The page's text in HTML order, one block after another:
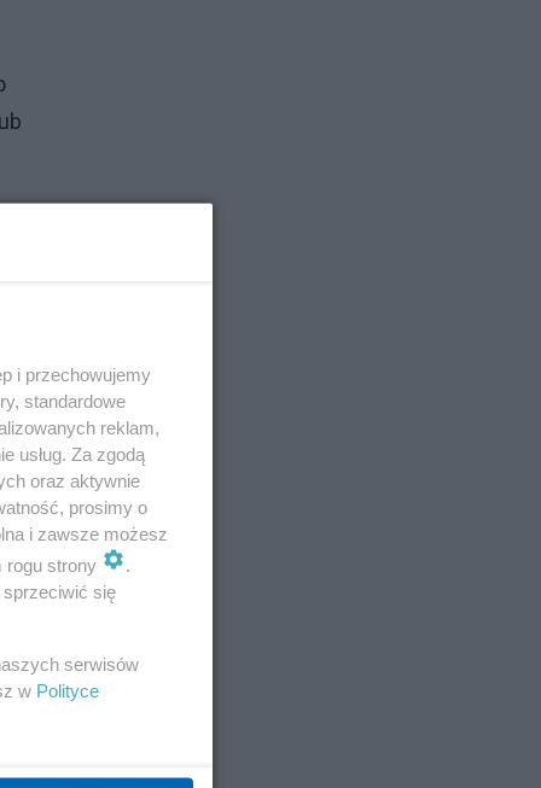
i przechowujemy
standardowe
reklam,
usług. Za zgodą
oraz aktywnie
prosimy o
i zawsze możesz
rogu strony
.
się
serwisów
w Polityce